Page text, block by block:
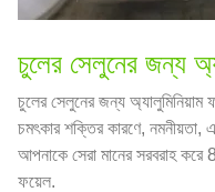
চুলের সেলুনের জন্য
চুলের সেলুনের জন্য অ্যালুমিনিয়াম
চমৎকার শক্তির কারণে, নমনীয়তা,
আপনাকে সেরা মানের সরবরাহ
ফয়েল.